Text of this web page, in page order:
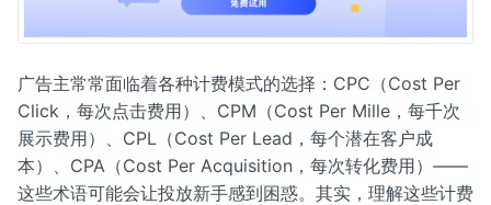
广告主常常面临着各种计费模式的选择：CPC（Cost Per
Click，每次点击费用）、CPM（Cost Per Mille，每千次
展示费用）、CPL（Cost Per Lead，每个潜在客户成
本）、CPA（Cost Per Acquisition，每次转化费用）——
这些术语可能会让投放新手感到困惑。其实，理解这些计费